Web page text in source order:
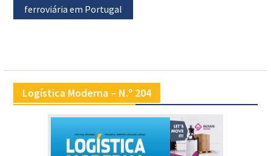
ferroviária em Portugal
Logística Moderna – N.º 204